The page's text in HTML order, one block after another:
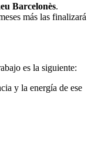
Barcelonès.
más las finalizará
es la siguiente:
y la energía de ese